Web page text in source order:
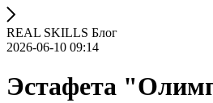
REAL SKILLS Блог
2026-06-10 09:14
Эстафета